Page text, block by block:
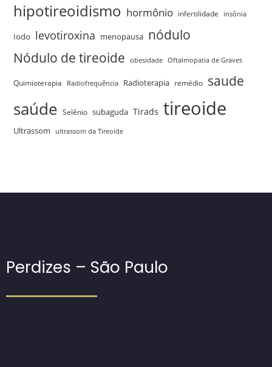
hipotireoidismo hormônio infertilidade insônia
Iodo levotiroxina menopausa nódulo
Nódulo de tireoide obesidade Oftalmopatia de Graves
Quimioterapia Radiofrequência Radioterapia remédio saude
saúde Selênio subaguda Tirads tireoide
Ultrassom ultrassom da Tireoide
Perdizes – São Paulo